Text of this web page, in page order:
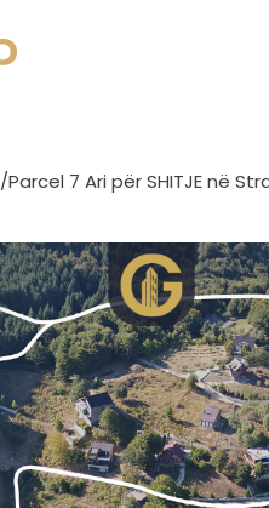
/Parcel 7 Ari për SHITJE në